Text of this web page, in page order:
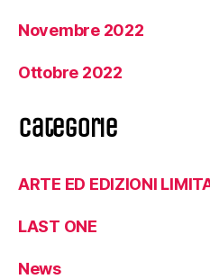
Novembre 2022
Ottobre 2022
Categorie
ARTE ED EDIZIONI
LAST ONE
News